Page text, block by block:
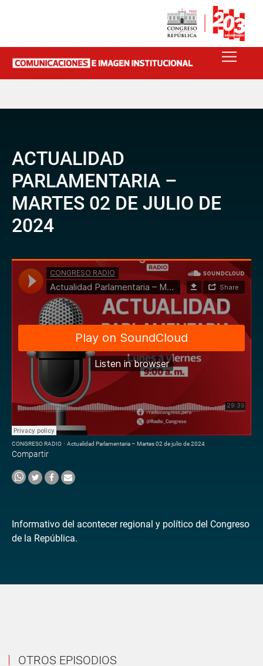
ACTUALIDAD
PARLAMENTARIA –
MARTES 02 DE JULIO DE
2024
CONGRESO RADIO · Actualidad Parlamentaria – Martes 02 de julio de 2024
Compartir
Informativo del acontecer regional y político del Congreso
de la República.
OTROS EPISODIOS